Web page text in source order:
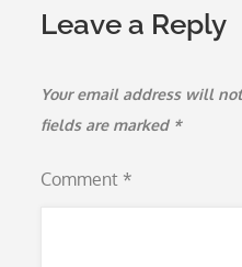
Leave a Reply
Your email address will
fields are marked *
Comment *